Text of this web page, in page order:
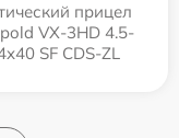
прицел
VX-3HD 4.5-
SF CDS-ZL